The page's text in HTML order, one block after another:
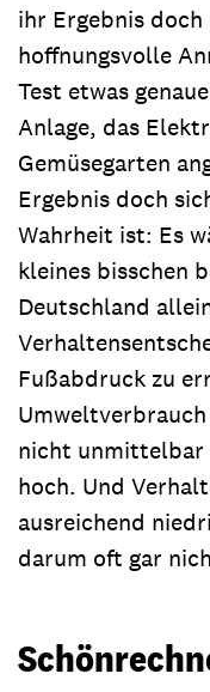
ihr Ergebnis doch
hoffnungsvolle
Test etwas
Anlage, das
Gemüsegarten
Ergebnis doch
Wahrheit ist: Es
kleines bisschen
Deutschland
Fußabdruck zu
nicht unmittelbar
hoch. Und
ausreichend
darum oft gar